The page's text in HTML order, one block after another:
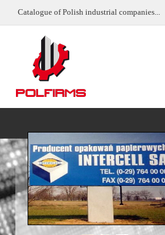
Catalogue of Polish industrial companies...